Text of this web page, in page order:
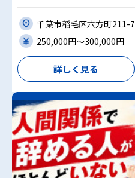
千葉市稲毛区六方町211-7
250,000円〜300,000円
詳しく見る